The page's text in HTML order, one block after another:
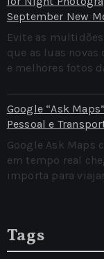
September New
Evite as
que as luas
e melhores fotos
Google “Ask
Pessoal e
Google Ask Maps
em tempo real
importa para
Tags